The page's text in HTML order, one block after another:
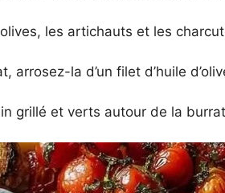
les artichauts et les
arrosez-la d’un filet d’huile
grillé et verts autour de la